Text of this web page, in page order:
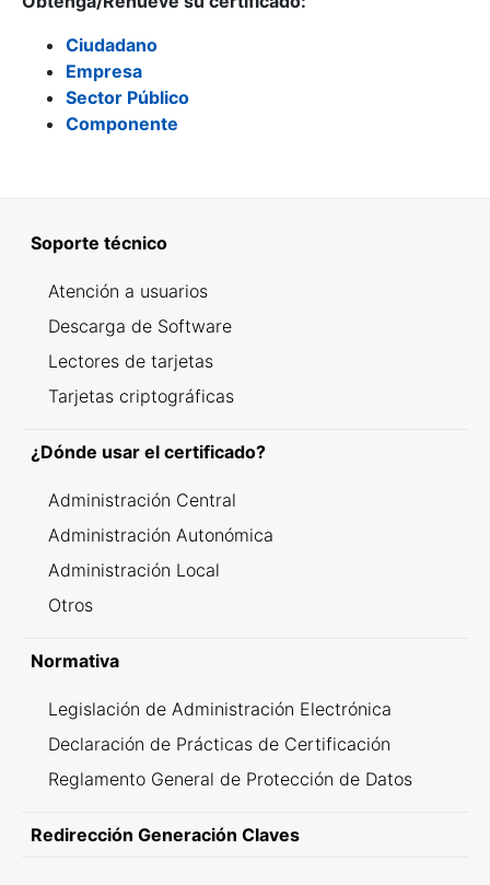
Ciudadano
Empresa
Sector Público
Componente
Soporte técnico
Atención a usuarios
Descarga de Software
Lectores de tarjetas
Tarjetas criptográficas
¿Dónde usar el certificado?
Administración Central
Administración Autonómica
Administración Local
Otros
Normativa
Legislación de Administración Electrónica
Declaración de Prácticas de Certificación
Reglamento General de Protección de Datos
Redirección Generación Claves